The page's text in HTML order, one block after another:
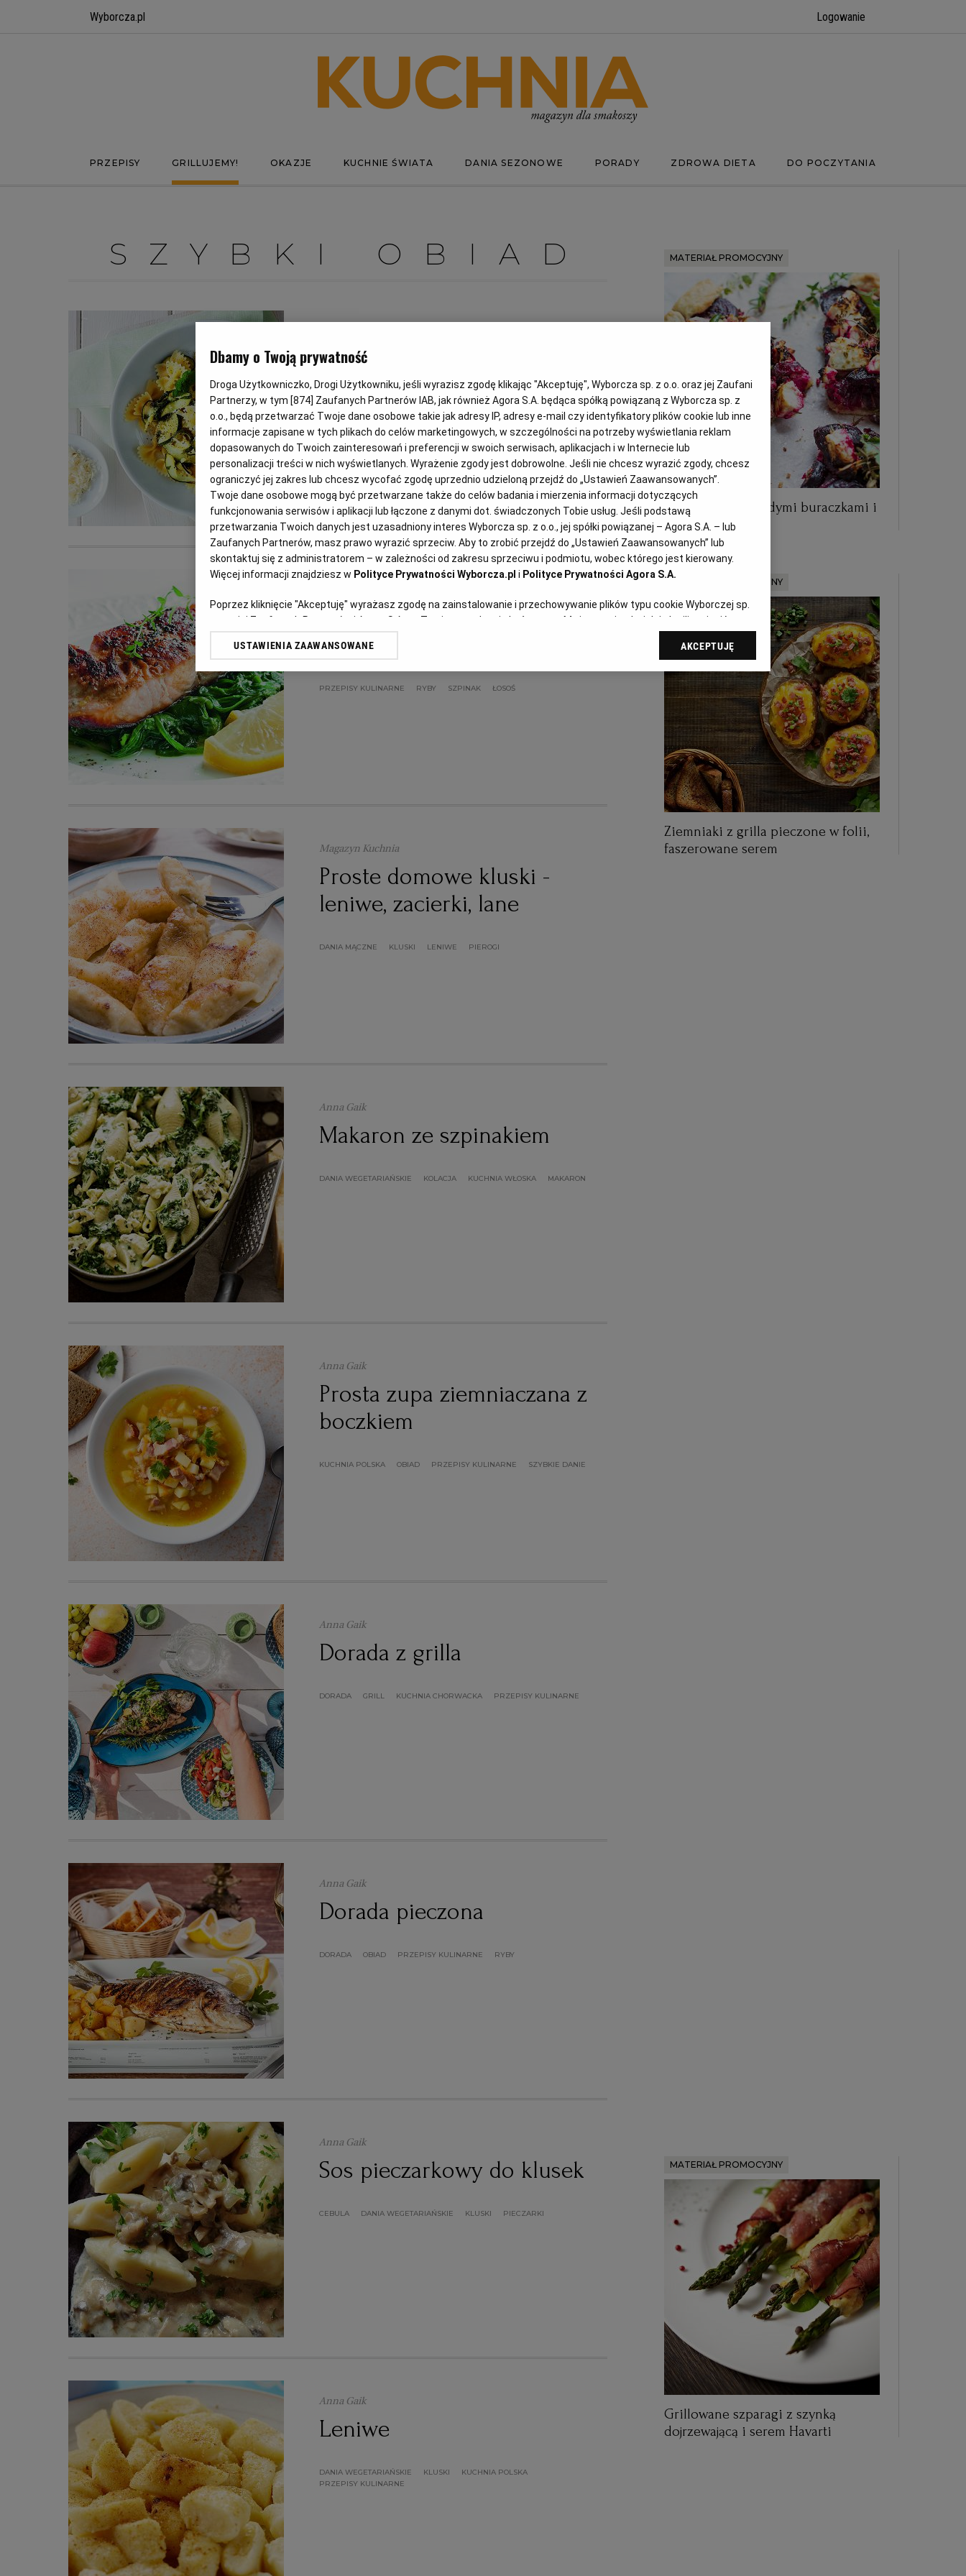
Wyborcza.pl Logowanie
PRZEPISY GRILLUJEMY! OKAZJE KUCHNIE ŚWIATA DANIA SEZONOWE PORADY ZDROWA DIETA DO POCZYTANIA
SZYBKI OBIAD
Farfalle z cukinią
CUKINIA KOLACJA MAKARON PRZEPISY KULINARNE
Smażony łosoś ze
szpinakiem
PRZEPISY KULINARNE RYBY SZPINAK ŁOSOŚ
Magazyn Kuchnia
Proste domowe kluski -
leniwe, zacierki, lane
DANIA MĄCZNE KLUSKI LENIWE PIEROGI
Anna Gaik
Makaron ze szpinakiem
DANIA WEGETARIAŃSKIE KOLACJA KUCHNIA WŁOSKA MAKARON
Anna Gaik
Prosta zupa ziemniaczana z
boczkiem
KUCHNIA POLSKA OBIAD PRZEPISY KULINARNE SZYBKIE DANIE
Anna Gaik
Dorada z grilla
DORADA GRILL KUCHNIA CHORWACKA PRZEPISY KULINARNE
Anna Gaik
Dorada pieczona
DORADA OBIAD PRZEPISY KULINARNE RYBY
Anna Gaik
Sos pieczarkowy do klusek
CEBULA DANIA WEGETARIAŃSKIE KLUSKI PIECZARKI
Anna Gaik
Leniwe
DANIA WEGETARIAŃSKIE KLUSKI
KUCHNIA POLSKA
PRZEPISY KULINARNE
MATERIAŁ PROMOCYJNY
Letnia tarta z młodymi buraczkami i
serem
MATERIAŁ PROMOCYJNY
Ziemniaki z grilla pieczone w folii,
faszerowane serem
MATERIAŁ PROMOCYJNY
Grillowane szparagi z szynką
dojrzewającą i serem Havarti
Dbamy o Twoją prywatność
Droga Użytkowniczko, Drogi Użytkowniku, jeśli wyrazisz zgodę klikając "Akceptuję", Wyborcza sp. z o.o. oraz jej Zaufani
Partnerzy, w tym [874] Zaufanych Partnerów IAB, jak również Agora S.A. będąca spółką powiązaną z Wyborcza sp. z
o.o., będą przetwarzać Twoje dane osobowe takie jak adresy IP, adresy e-mail czy identyfikatory plików cookie lub inne
informacje zapisane w tych plikach do celów marketingowych, w szczególności na potrzeby wyświetlania reklam
dopasowanych do Twoich zainteresowań i preferencji w swoich serwisach, aplikacjach i w Internecie lub
personalizacji treści w nich wyświetlanych. Wyrażenie zgody jest dobrowolne. Jeśli nie chcesz wyrazić zgody, chcesz
ograniczyć jej zakres lub chcesz wycofać zgodę uprzednio udzieloną przejdź do „Ustawień Zaawansowanych”.
Twoje dane osobowe mogą być przetwarzane także do celów badania i mierzenia informacji dotyczących
funkcjonowania serwisów i aplikacji lub łączone z danymi dot. świadczonych Tobie usług. Jeśli podstawą
przetwarzania Twoich danych jest uzasadniony interes Wyborcza sp. z o.o., jej spółki powiązanej – Agora S.A. – lub
Zaufanych Partnerów, masz prawo wyrazić sprzeciw. Aby to zrobić przejdź do „Ustawień Zaawansowanych” lub
skontaktuj się z administratorem – w zależności od zakresu sprzeciwu i podmiotu, wobec którego jest kierowany.
Więcej informacji znajdziesz w Polityce Prywatności Wyborcza.pl i Polityce Prywatności Agora S.A.
Poprzez kliknięcie "Akceptuję" wyrażasz zgodę na zainstalowanie i przechowywanie plików typu cookie Wyborczej sp.
z o. o. jej Zaufanych Partnerów i Agora S.A. na Twoim urządzeniu końcowym. Możesz też w każdej chwili zmienić
swoje preferencje dot. plików cookie, ponownie wywołując narzędzie do zarządzania Twoimi preferencjami dot.
przetwarzania danych poprzez odnośnik „Ustawienia prywatności” w stopce serwisu i przechodząc do sekcji
My, nasi Zaufani Partnerzy i Agora S.A. możemy przetwarzać dane osobowe w następujących celach:Użycie
dokładnych danych geolokalizacyjnych. Aktywne skanowanie charakterystyki urządzenia do celów identyfikacji.
Przechowywanie informacji na urządzeniu lub dostęp do nich. Spersonalizowane reklamy i treści, pomiar reklam i
treści, badnie odbiorców i ulepszanie usług.
USTAWIENIA ZAAWANSOWANE AKCEPTUJĘ